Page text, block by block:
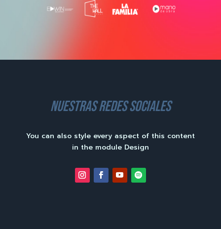
nuestras redes sociales
You can also style every aspect of this content
in the module Design